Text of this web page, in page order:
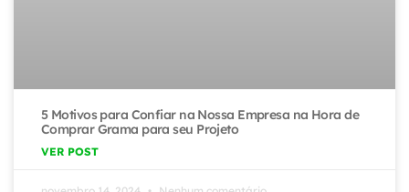
5 Motivos para Confiar na Nossa Empresa na Hora de
Comprar Grama para seu Projeto
VER POST